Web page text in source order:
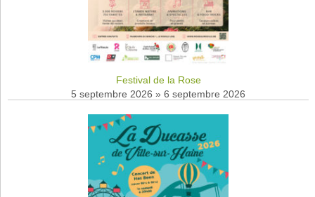
Festival de la Rose
5 septembre 2026 » 6 septembre 2026